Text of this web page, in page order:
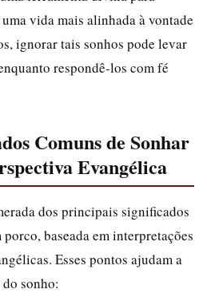
vida mais alinhada à vontade
ignorar tais sonhos pode levar
respondê-los com fé
Comuns de Sonhar
Evangélica
dos principais significados
baseada em interpretações
Esses pontos ajudam a
sonho: